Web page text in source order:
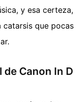
y esa certeza,
catarsis que pocas
Canon In D